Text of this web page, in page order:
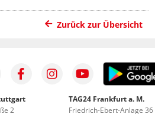
Zurück zur Übersicht
2
TAG24 Frankfurt a. M.
Friedrich-Ebert-Anlage 36